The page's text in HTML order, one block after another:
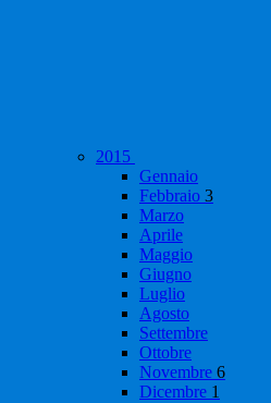
2015
Gennaio
Febbraio 3
Marzo
Aprile
Maggio
Giugno
Luglio
Agosto
Settembre
Ottobre
Novembre 6
Dicembre 1